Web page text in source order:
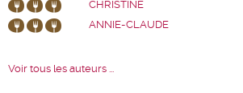
CHRISTINE
ANNIE-CLAUDE
Voir tous les auteurs ...